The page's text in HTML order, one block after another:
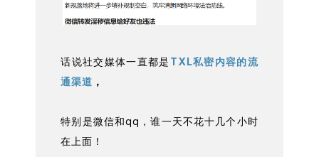
话说社交媒体一直都是 TXL私密内容的流
通渠道 ，
特别是微信和qq，谁一天不花十几个小时
在上面！